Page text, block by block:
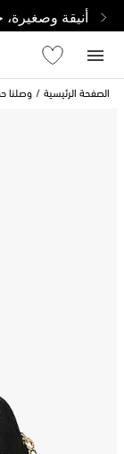
أنيقة وصغيرة،
الصفحة الرئيسية وصلنا